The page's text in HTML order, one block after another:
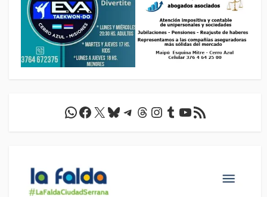
WhatsApp
Facebook
X Bluesky
Telegram
Threads
Instagram
Tumblr
YouTube
Feed RSS